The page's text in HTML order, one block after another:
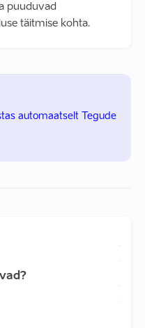
puuduvad
täitmise kohta.
automaatselt Tegude